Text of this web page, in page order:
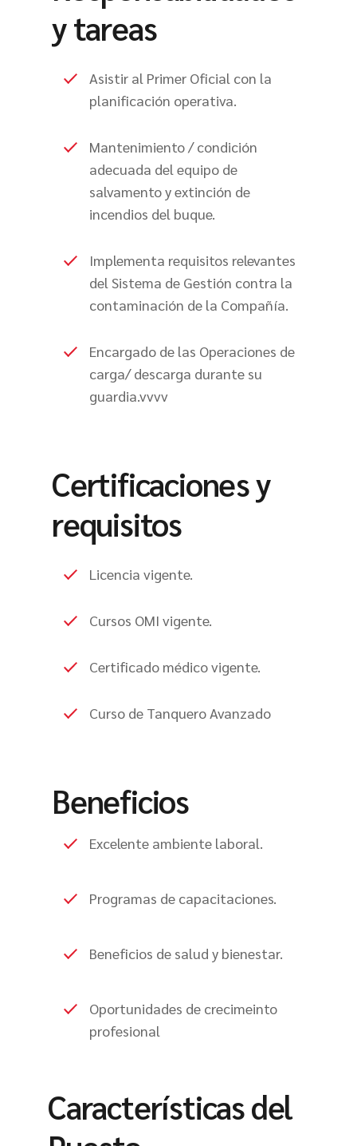
y tareas
Asistir al Primer Oficial con la
planificación operativa.
Mantenimiento / condición
adecuada del equipo de
salvamento y extinción de
incendios del buque.
Implementa requisitos relevantes
del Sistema de Gestión contra la
contaminación de la Compañía.
Encargado de las Operaciones de
carga/ descarga durante su
guardia.vvvv
Certificaciones y
requisitos
Licencia vigente.
Cursos OMI vigente.
Certificado médico vigente.
Curso de Tanquero Avanzado
Beneficios
Excelente ambiente laboral.
Programas de capacitaciones.
Beneficios de salud y bienestar.
Oportunidades de crecimeinto
profesional
Características del